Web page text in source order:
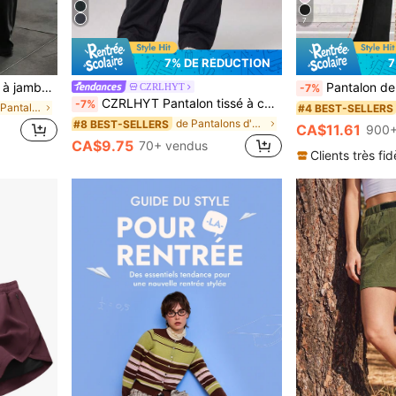
yoga. Sport de printemps noir, athleisure
de Lâche Pantalons d'extérieur pour femmes
7% DE RÉDUCTION
CZRLHYT
-7% CZRLHYT Pantalon tissé à cordon de serrage et poche zippée pour femmes, pantalon ample multifonctionnel pour les activités de plein air
#8 BEST-SELLERS de Pantalons d'extérieur pour femmes
CA$9.75 70+ vendus
7
-7% Pantalon de yoga évasé taille haute pour femmes,
#4 BEST-SELLERS
CA$11.61
Clients très